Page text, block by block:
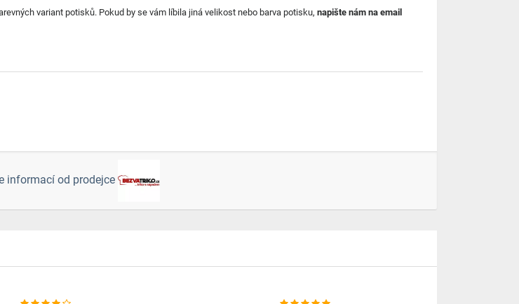
variant potisků. Pokud by se vám líbila jiná velikost nebo barva potisku, napište nám na email
informací od prodejce